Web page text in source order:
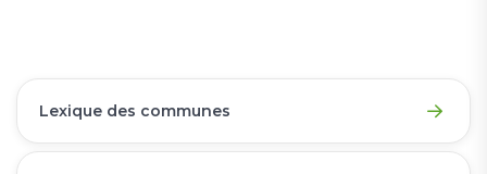
Lexique des communes